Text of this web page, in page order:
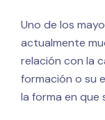
Uno de los
actualmente
relación con la
formación o su
la forma en que